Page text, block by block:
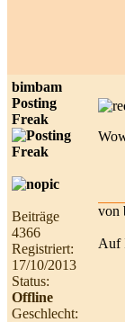
bimbam
Posting
Freak
Beiträge
4366
Registriert:
17/10/2013
Status:
Offline
Geschlecht:
von
Auf